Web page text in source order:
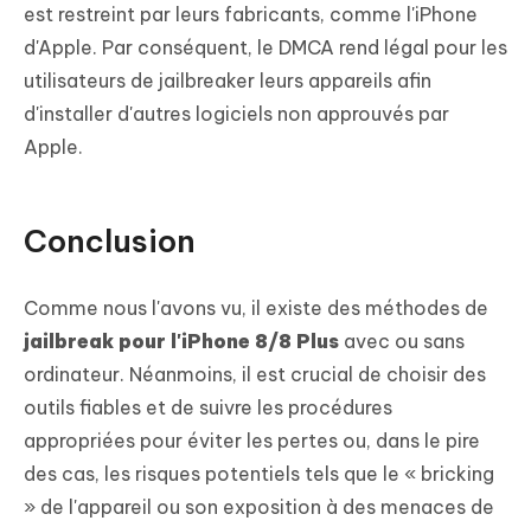
est restreint par leurs fabricants, comme l'iPhone
d'Apple. Par conséquent, le DMCA rend légal pour les
utilisateurs de jailbreaker leurs appareils afin
d'installer d'autres logiciels non approuvés par
Apple.
Conclusion
Comme nous l'avons vu, il existe des méthodes de
jailbreak pour l'iPhone 8/8 Plus avec ou sans
ordinateur. Néanmoins, il est crucial de choisir des
outils fiables et de suivre les procédures
appropriées pour éviter les pertes ou, dans le pire
des cas, les risques potentiels tels que le « bricking
» de l'appareil ou son exposition à des menaces de